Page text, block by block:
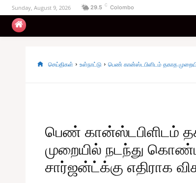
Sunday, August 9, 2026 29.5 C Colombo
செய்திகள் உள்நாட்டு பெண் கான்ஸ்டபிளிடம் தகாத
பெண் கான்ஸ்டபிளிடம்
முறையில் நடந்து
சார்ஜன்ட்க்கு எதிராக